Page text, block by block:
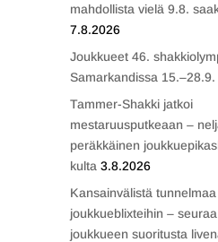
mahdollista vielä 9.8.
7.8.2026
Joukkueet 46.
Samarkandissa 15.–28.9.
Tammer-Shakki jatkoi
mestaruusputkeaan –
peräkkäinen
kulta 3.8.2026
Kansainvälistä tunnelmaa
joukkueblixteihin –
joukkueen suoritusta